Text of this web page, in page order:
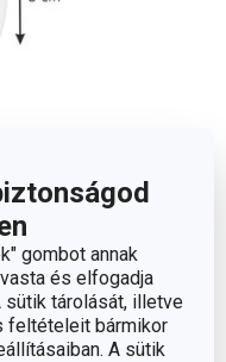
gombot annak
és elfogadja
sütik tárolását, illetve
feltételeit bármikor
A sütik
5